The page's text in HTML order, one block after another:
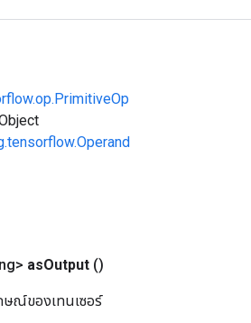
asOutput ()
ณ์ของเทนเซอร์